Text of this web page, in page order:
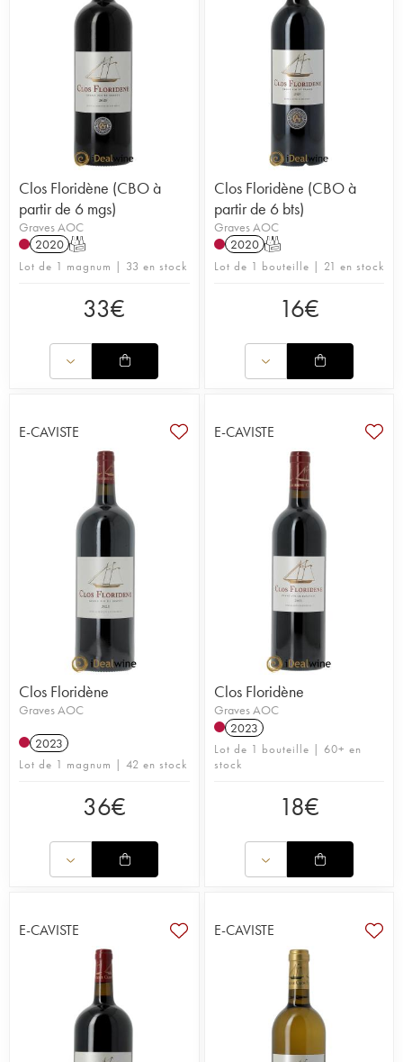
Clos Floridène (CBO à
partir de 6 mgs)
Graves AOC
2020 T
Lot de 1 magnum | 33 en stock
33€
Clos Floridène (CBO à
partir de 6 bts)
Graves AOC
2020 T
Lot de 1 bouteille | 21 en stock
16€
E-CAVISTE
Clos Floridène
Graves AOC
2023
Lot de 1 magnum | 42 en stock
36€
E-CAVISTE
Clos Floridène
Graves AOC
2023
Lot de 1 bouteille | 60+ en
stock
18€
E-CAVISTE E-CAVISTE